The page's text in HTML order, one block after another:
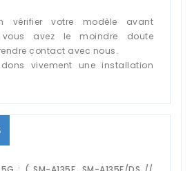
vérifier votre modèle avant
avez le moindre doute
contact avec nous.
vivement une installation